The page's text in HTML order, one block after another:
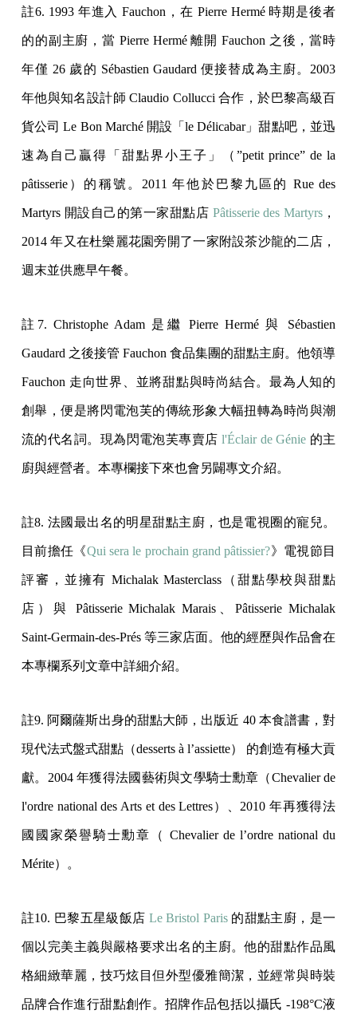
註6. 1993 年進入 Fauchon，在 Pierre Hermé 時期是後者
的的副主廚，當 Pierre Hermé 離開 Fauchon 之後，當時
年僅 26 歲的 Sébastien Gaudard 便接替成為主廚。2003
年他與知名設計師 Claudio Collucci 合作，於巴黎高級百
貨公司 Le Bon Marché 開設「le Délicabar」甜點吧，並迅
速為自己贏得「甜點界小王子」（”petit prince” de la
pâtisserie）的稱號。2011 年他於巴黎九區的 Rue des
Martyrs 開設自己的第一家甜點店 Pâtisserie des Martyrs，
2014 年又在杜樂麗花園旁開了一家附設茶沙龍的二店，
週末並供應早午餐。
註7. Christophe Adam 是繼 Pierre Hermé 與 Sébastien
Gaudard 之後接管 Fauchon 食品集團的甜點主廚。他領導
Fauchon 走向世界、並將甜點與時尚結合。最為人知的
創舉，便是將閃電泡芙的傳統形象大幅扭轉為時尚與潮
流的代名詞。現為閃電泡芙專賣店l'Éclair de Génie 的主
廚與經營者。本專欄接下來也會另闢專文介紹。
註8. 法國最出名的明星甜點主廚，也是電視圈的寵兒。
目前擔任《Qui sera le prochain grand pâtissier?》電視節目
評審，並擁有 Michalak Masterclass（甜點學校與甜點
店）與 Pâtisserie Michalak Marais、Pâtisserie Michalak
Saint-Germain-des-Prés 等三家店面。他的經歷與作品會在
本專欄系列文章中詳細介紹。
註9. 阿爾薩斯出身的甜點大師，出版近 40 本食譜書，對
現代法式盤式甜點（desserts à l’assiette） 的創造有極大貢
獻。2004 年獲得法國藝術與文學騎士勳章（Chevalier de
l'ordre national des Arts et des Lettres）、2010 年再獲得法
國國家榮譽騎士勳章（ Chevalier de l’ordre national du
Mérite）。
註10. 巴黎五星級飯店 Le Bristol Paris的甜點主廚，是一
個以完美主義與嚴格要求出名的主廚。他的甜點作品風
格細緻華麗，技巧炫目但外型優雅簡潔，並經常與時裝
品牌合作進行甜點創作。招牌作品包括以攝氏 -198°C液